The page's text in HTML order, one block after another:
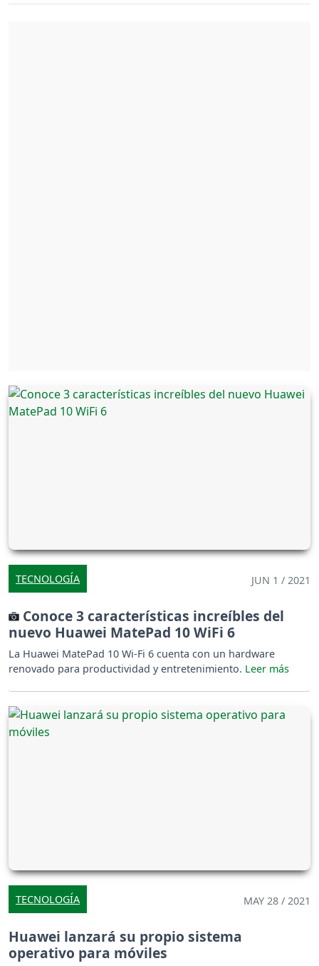
TECNOLOGÍA JUN 1 / 2021
Conoce 3 características increíbles del
nuevo Huawei MatePad 10 WiFi 6
La Huawei MatePad 10 Wi-Fi 6 cuenta con un hardware
renovado para productividad y entretenimiento.
TECNOLOGÍA MAY 28 / 2021
Huawei lanzará su propio sistema
operativo para móviles